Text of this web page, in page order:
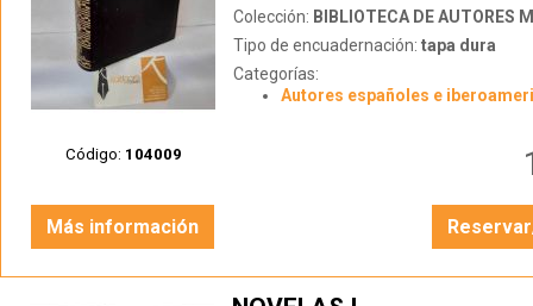
Código: 104009
Colección: BIBLIOTECA DE AUTORES
Tipo de encuadernación: tapa dura
Categorías:
Autores españoles e
Más información